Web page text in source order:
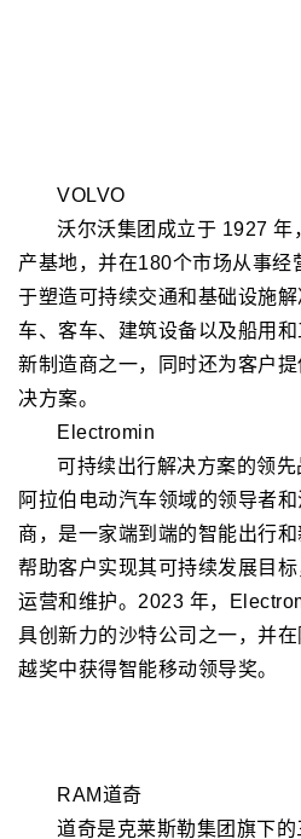
VOLVO
沃尔沃集团成立于 1927 年
产基地，并在180个市场从事经
于塑造可持续交通和基础设施
车、客车、建筑设备以及船用
新制造商之一，同时还为客户
决方案。
Electromin
可持续出行解决方案的领
阿拉伯电动汽车领域的领导者
商，是一家端到端的智能出行和
帮助客户实现其可持续发展目
运营和维护。2023 年，
具创新力的沙特公司之一，并
越奖中获得智能移动领导奖。